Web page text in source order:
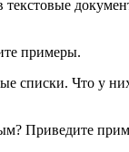
примеры.
списки. Что у
Приведите